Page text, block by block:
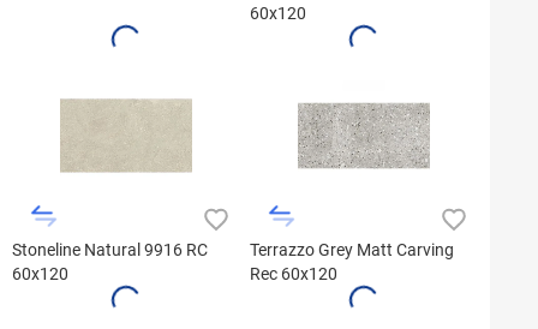
60x120
Stoneline Natural 9916 RC
60x120
Terrazzo Grey Matt Carving
Rec 60x120